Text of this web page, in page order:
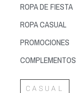
ROPA DE FIESTA
ROPA CASUAL
PROMOCIONES
COMPLEMENTOS
CASUAL